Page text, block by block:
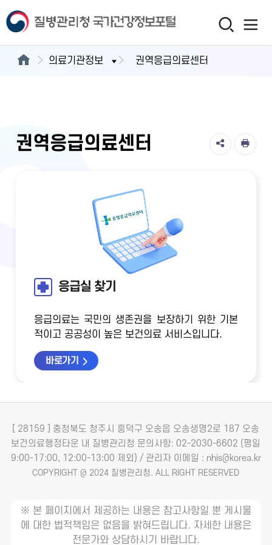
의료기관정보 권역응급의료센터
권역응급의료센터
응급실 찾기
응급의료는 국민의 생존권을 보장하기 위한 기본
적이고 공공성이 높은 보건의료 서비스입니다.
바로가기
[ 28159 ] 충청북도 청주시 흥덕구 오송읍 오송생명2로 187 오송
보건의료행정타운 내 질병관리청 문의사항: 02-2030-6602 (평일
9:00-17:00, 12:00-13:00 제외) / 관리자 이메일 : nhis@korea.kr
COPYRIGHT @ 2024 질병관리청. ALL RIGHT RESERVED
※ 본 페이지에서 제공하는 내용은 참고사항일 뿐 게시물
에 대한 법적책임은 없음을 밝혀드립니다. 자세한 내용은
전문가와 상담하시기 바랍니다.